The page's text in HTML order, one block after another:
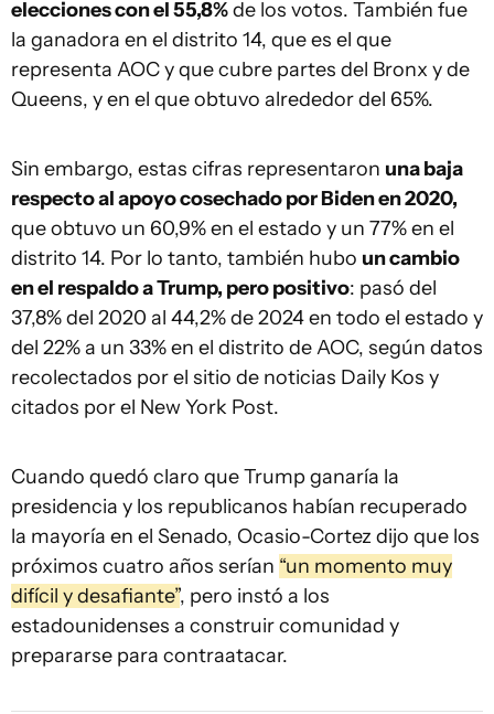
elecciones con el 55,8%de los votos. También fue
la ganadora en el distrito 14, que es el que
representa AOC y que cubre partes del Bronx y de
Queens, y en el que obtuvo alrededor del 65%.
Sin embargo, estas cifras representaron una baja
respecto al apoyo cosechado por Biden en 2020,
que obtuvo un 60,9% en el estado y un 77% en el
distrito 14. Por lo tanto, también hubo un cambio
en el respaldo a Trump, pero positivo: pasó del
37,8% del 2020 al 44,2% de 2024 en todo el estado y
del 22% a un 33% en el distrito de AOC, según datos
recolectados por el sitio de noticias Daily Kos y
citados por el New York Post.
Cuando quedó claro que Trump ganaría la
presidencia y los republicanos habían recuperado
la mayoría en el Senado, Ocasio-Cortez dijo que los
próximos cuatro años serían “un momento muy
difícil y desafiante”, pero instó a los
estadounidenses a construir comunidad y
prepararse para contraatacar.